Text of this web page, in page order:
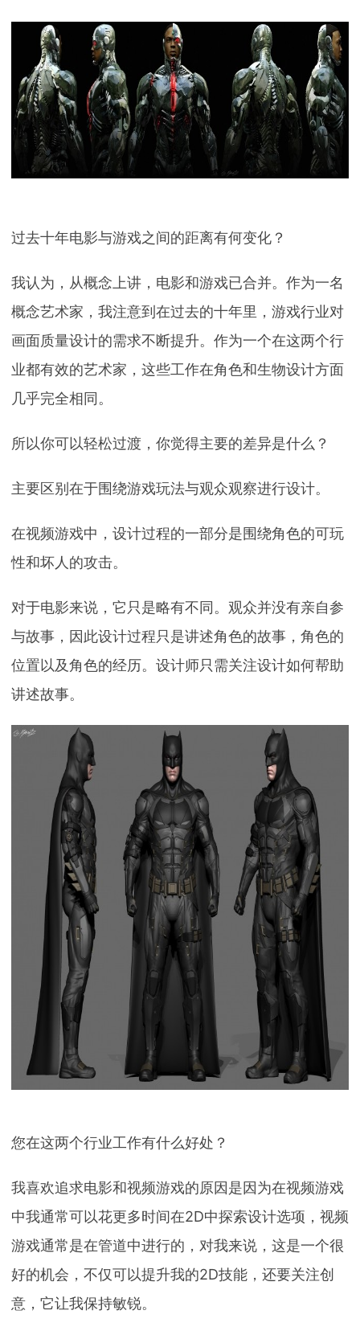
过去十年电影与游戏之间的距离有何变化？
我认为，从概念上讲，电影和游戏已合并。作为一名
概念艺术家，我注意到在过去的十年里，游戏行业对
画面质量设计的需求不断提升。作为一个在这两个行
业都有效的艺术家，这些工作在角色和生物设计方面
几乎完全相同。
所以你可以轻松过渡，你觉得主要的差异是什么？
主要区别在于围绕游戏玩法与观众观察进行设计。
在视频游戏中，设计过程的一部分是围绕角色的可玩
性和坏人的攻击。
对于电影来说，它只是略有不同。观众并没有亲自参
与故事，因此设计过程只是讲述角色的故事，角色的
位置以及角色的经历。设计师只需关注设计如何帮助
讲述故事。
您在这两个行业工作有什么好处？
我喜欢追求电影和视频游戏的原因是因为在视频游戏
中我通常可以花更多时间在2D中探索设计选项，视频
游戏通常是在管道中进行的，对我来说，这是一个很
好的机会，不仅可以提升我的2D技能，还要关注创
意，它让我保持敏锐。